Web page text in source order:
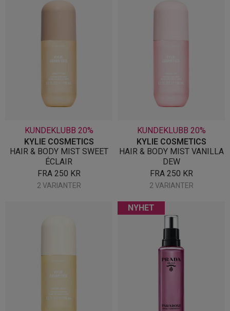
KUNDEKLUBB 20%
KYLIE COSMETICS
HAIR & BODY MIST SWEET
ÉCLAIR
FRA 250 KR
2 VARIANTER
KUNDEKLUBB 20%
KYLIE COSMETICS
HAIR & BODY MIST VANILLA
DEW
FRA 250 KR
2 VARIANTER
NYHET